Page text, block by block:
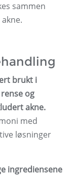
sammen
brukt i
og
akne.
med
løsninger
ingrediensene